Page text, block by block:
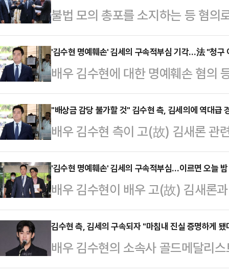
불법 모의 총포를 소지하는 등 혐의
구소 김세의 대표가 벌금형을 선고
법 형사항소5-2부(재판장 김용중)
김 대표에게 벌금 500만원을 선고
모욕 혐의 사건과 1개의 총포화약
김 대표는 각 사건별로 벌금 200만
는 2021년 10월 서울 강남구 한 서
구매해 이듬…
'김수현 명예훼손' 김세의 구속적부심 기각…法 "청구
배우 김수현에 대한 명예훼손 혐의
대한 구속적부심 심사가 2일 기각
최해일 최진숙 부장판사)는 2일 오
속된 김 대표에 대한 구속적부심사
다.앞서 김 대표는 구속된 지 닷새
다. 이는 구속 수사의 적법성·필요
날 한 시간가량의 심사 후 양손에
속이 고(故) …
"배상금 감당 불가할 것" 김수현 측, 김세의에 역대급
배우 김수현 측이 고(故) 김새론 관
가로세로연구소 대표를 상대로 강
혔다.김수현의 법률대리인인 고상
운 라디오생활'에 출연해 "형사 처
통해 엄격한 법적 판단을 받는 것
"김세의씨가 사회에 나왔을 때 같은
체를 무너뜨려야 한다"며 "일벌백
례가 나와야 한다…
'김수현 명예훼손' 김세의 구속적부심…이르면 오늘
배우 김수현이 배우 고(故) 김새론
사실을 유포한 혐의로 구속된 김세
부심사에 출석했다.2일 법조계에
판사 차승환 최해일 최진숙)는 이
등에 관한 특례법 위반(카메라 등
김수현 측, 김세의 구속되자 "마침내 진실 증명하게 됐
배우 김수현의 소속사 골드메달리
에 대해 입장을 밝혔다.27일 골드